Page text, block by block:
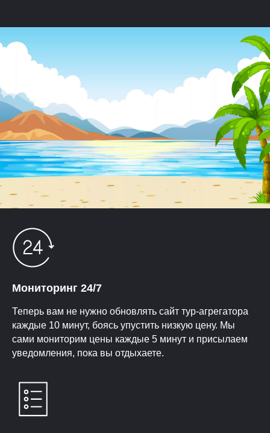
Мониторинг 24/7
Теперь вам не нужно обновлять сайт тур-агрегатора
каждые 10 минут, боясь упустить низкую цену. Мы
сами мониторим цены каждые 5 минут и присылаем
уведомления, пока вы отдыхаете.